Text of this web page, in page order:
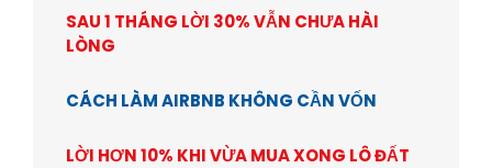
SAU 1 THÁNG LỜI 30% VẪN CHƯA HÀI
LÒNG
CÁCH LÀM AIRBNB KHÔNG CẦN VỐN
LỜI HƠN 10% KHI VỪA MUA XONG LÔ ĐẤT